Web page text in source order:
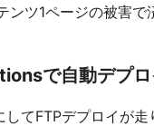
ンツ1ページの被害で
で自動デプロ
してFTPデプロイが